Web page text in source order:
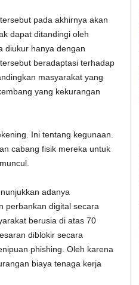
pada akhirnya akan
dapat ditandingi oleh
diukur hanya dengan
beradaptasi terhadap
masyarakat yang
yang kekurangan
Ini tentang kegunaan.
cabang fisik mereka untuk
adanya
perbankan digital secara
berusia di atas 70
diblokir secara
phishing. Oleh karena
biaya tenaga kerja